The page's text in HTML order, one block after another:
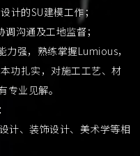
计的SU建模工作；
沟通及工地监督；
强，熟练掌握Lumious，
功扎实，对施工工艺、材
专业见解。
计、装饰设计、美术学等相